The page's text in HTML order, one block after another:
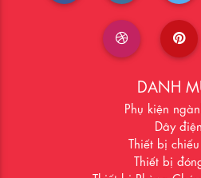
DANH
Phụ kiện
Dây điện
Thiết bị
Thiết bị